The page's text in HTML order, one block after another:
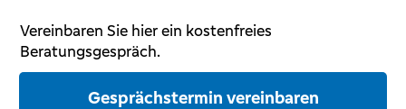
Vereinbaren Sie hier ein kostenfreies
Beratungsgespräch.
Gesprächstermin vereinbaren